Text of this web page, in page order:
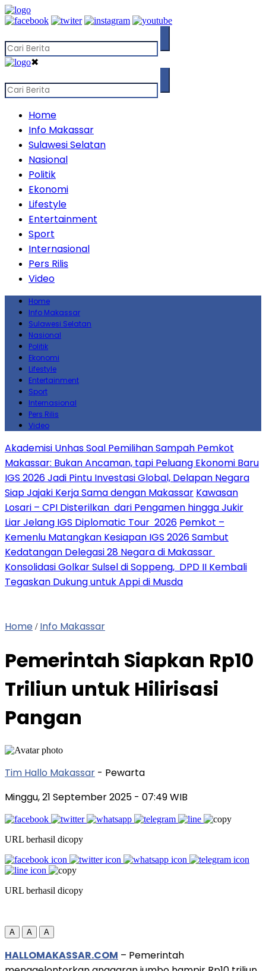
✖
Home
Info Makassar
Sulawesi Selatan
Nasional
Politik
Ekonomi
Lifestyle
Entertainment
Sport
Internasional
Pers Rilis
Video
Home
Info Makassar
Sulawesi Selatan
Nasional
Politik
Ekonomi
Lifestyle
Entertainment
Sport
Internasional
Pers Rilis
Video
Akademisi Unhas Soal Pemilihan Sampah Pemkot
Makassar: Bukan Ancaman, tapi Peluang Ekonomi Baru
IGS 2026 Jadi Pintu Investasi Global, Delapan Negara
Siap Jajaki Kerja Sama dengan Makassar Kawasan
Losari – CPI Disterilkan dari Pengamen hingga Jukir
Liar Jelang IGS Diplomatic Tour 2026 Pemkot –
Kemenlu Matangkan Kesiapan IGS 2026 Sambut
Kedatangan Delegasi 28 Negara di Makassar
Konsolidasi Golkar Sulsel di Soppeng, DPD II Kembali
Tegaskan Dukung untuk Appi di Musda
Home / Info Makassar
Pemerintah Siapkan Rp10
Triliun untuk Hilirisasi
Pangan
Tim Hallo Makassar - Pewarta
Minggu, 21 September 2025 - 07:49 WIB
URL berhasil dicopy
URL berhasil dicopy
A A A
HALLOMAKASSAR.COM – Pemerintah